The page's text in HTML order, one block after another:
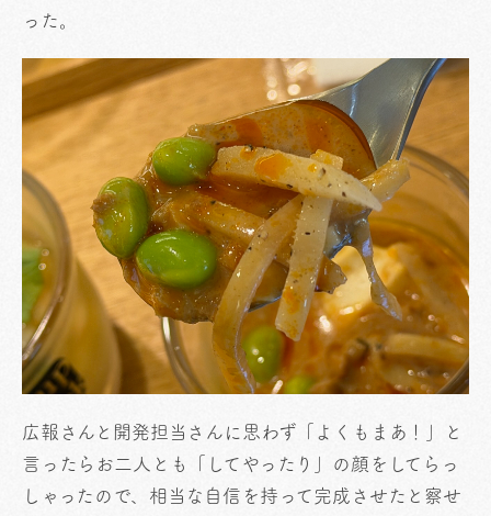
った。
広報さんと開発担当さんに思わず「よくもまあ！」と
言ったらお二人とも「してやったり」の顔をしてらっ
しゃったので、相当な自信を持って完成させたと察せ